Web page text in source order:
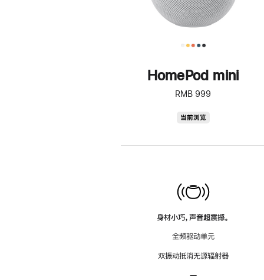
HomePod mini
RMB 999
当前浏览
身材小巧，声音超震撼。
全频驱动单元
双振动抵消无源辐射器
—